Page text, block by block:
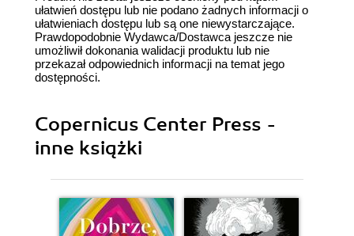
ułatwień dostępu lub nie podano żadnych informacji o
ułatwieniach dostępu lub są one niewystarczające.
Prawdopodobnie Wydawca/Dostawca jeszcze nie
umożliwił dokonania walidacji produktu lub nie
przekazał odpowiednich informacji na temat jego
dostępności.
Copernicus Center Press -
inne książki